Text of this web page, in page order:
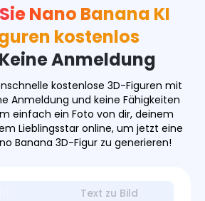
Nano Banana KI
kostenlos
Keine Anmeldung
kostenlose 3D-Figuren mit
Anmeldung und keine Fähigkeiten
einfach ein Foto von dir, deinem
Lieblingsstar online, um jetzt eine
Banana 3D-Figur zu generieren!
Text zu Bild